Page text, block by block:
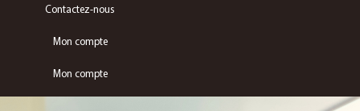
Contactez-nous
Mon compte
Mon compte